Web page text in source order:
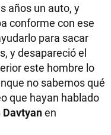
años un auto, y
conforme con ese
para sacar
y desapareció el
este hombre lo
no sabemos qué
que hayan hablado
en